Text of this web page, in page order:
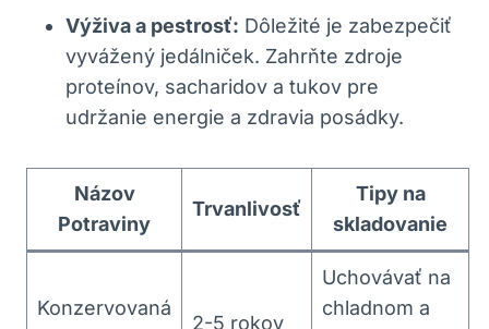
Výživa a pestrosť: Dôležité je⁢ zabezpečiť
vyvážený jedálniček. Zahrňte zdroje
proteínov, sacharidov a‍ tukov pre
udržanie energie a zdravia ⁤posádky.
Názov
‍Potraviny
Trvanlivosť
Tipy na‌
skladovanie
Konzervovaná
2-5 rokov
Uchovávať na
chladnom a